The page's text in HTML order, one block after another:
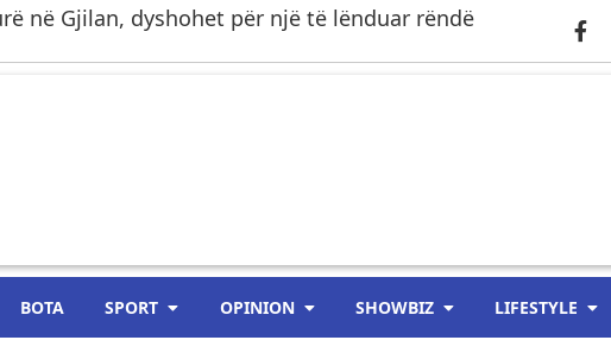
në Gjilan, dyshohet për një të lënduar rëndë
BOTA SPORT OPINION SHOWBIZ LIFESTYLE